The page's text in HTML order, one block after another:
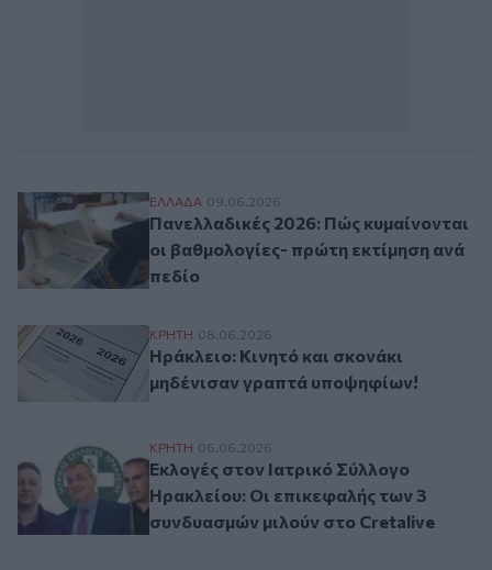
Πανελλαδικές 2026: Πώς κυμαίνονται οι
ΕΛΛAΔΑ 09.06.2026
Πανελλαδικές 2026: Πώς κυμαίνονται
οι βαθμολογίες- πρώτη εκτίμηση ανά
πεδίο
Ηράκλειο: Κινητό και σκονάκι
ΚΡΗΤΗ 08.06.2026
Ηράκλειο: Κινητό και σκονάκι
μηδένισαν γραπτά υποψηφίων!
Εκλογές στον Ιατρικό Σύλλογο
ΚΡΗΤΗ 06.06.2026
Εκλογές στον Ιατρικό Σύλλογο
Ηρακλείου: Οι επικεφαλής των 3
συνδυασμών μιλούν στο Cretalive